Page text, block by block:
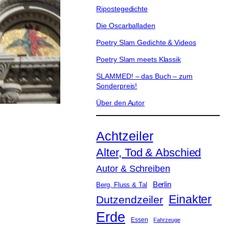
Ripostegedichte
Die Oscarballaden
Poetry Slam Gedichte & Videos
Poetry Slam meets Klassik
SLAMMED! – das Buch – zum
Sonderpreis!
Über den Autor
Achtzeiler
Alter, Tod & Abschied
Autor & Schreiben
Berg, Fluss & Tal Berlin
Dutzendzeiler Einakter
Erde Essen Fahrzeuge